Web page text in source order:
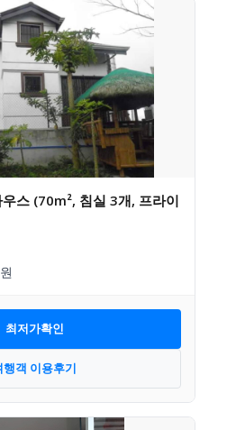
스 (70m², 침실 3개, 프라이
최저가확인
행객 이용후기